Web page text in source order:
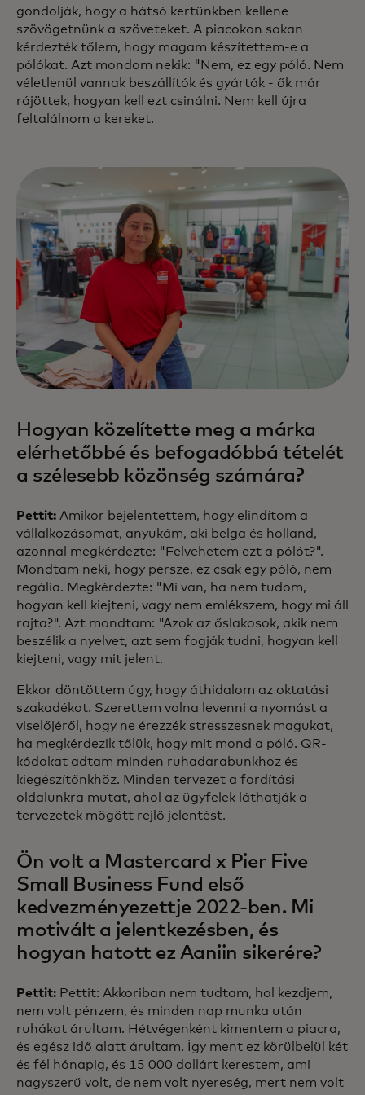
gondolják, hogy a hátsó kertünkben kellene
szövögetnünk a szöveteket. A piacokon sokan
kérdezték tőlem, hogy magam készítettem-e a
pólókat. Azt mondom nekik: "Nem, ez egy póló. Nem
véletlenül vannak beszállítók és gyártók - ők már
rájöttek, hogyan kell ezt csinálni. Nem kell újra
feltalálnom a kereket.
Hogyan közelítette meg a márka
elérhetőbbé és befogadóbbá tételét
a szélesebb közönség számára?
Pettit: Amikor bejelentettem, hogy elindítom a
vállalkozásomat, anyukám, aki belga és holland,
azonnal megkérdezte: "Felvehetem ezt a pólót?".
Mondtam neki, hogy persze, ez csak egy póló, nem
regália. Megkérdezte: "Mi van, ha nem tudom,
hogyan kell kiejteni, vagy nem emlékszem, hogy mi áll
rajta?". Azt mondtam: "Azok az őslakosok, akik nem
beszélik a nyelvet, azt sem fogják tudni, hogyan kell
kiejteni, vagy mit jelent.
Ekkor döntöttem úgy, hogy áthidalom az oktatási
szakadékot. Szerettem volna levenni a nyomást a
viselőjéről, hogy ne érezzék stresszesnek magukat,
ha megkérdezik tőlük, hogy mit mond a póló. QR-
kódokat adtam minden ruhadarabunkhoz és
kiegészítőnkhöz. Minden tervezet a fordítási
oldalunkra mutat, ahol az ügyfelek láthatják a
tervezetek mögött rejlő jelentést.
Ön volt a Mastercard x Pier Five
Small Business Fund első
kedvezményezettje 2022-ben. Mi
motivált a jelentkezésben, és
hogyan hatott ez Aaniin sikerére?
Pettit: Pettit: Akkoriban nem tudtam, hol kezdjem,
nem volt pénzem, és minden nap munka után
ruhákat árultam. Hétvégenként kimentem a piacra,
és egész idő alatt árultam. Így ment ez körülbelül két
és fél hónapig, és 15 000 dollárt kerestem, ami
nagyszerű volt, de nem volt nyereség, mert nem volt